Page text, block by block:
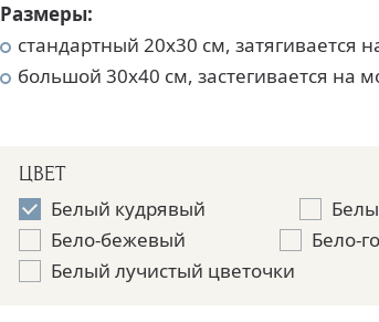
Размеры:
стандартный 20х30 см, затягивается
большой 30х40 см, застегивается на
ЦВЕТ
Белый кудрявый
Бело-бежевый
Бело-
Белый лучистый цветочки